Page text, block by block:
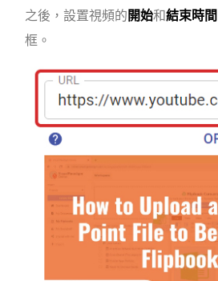
之後，設置視頻的開始和結束時間
框。